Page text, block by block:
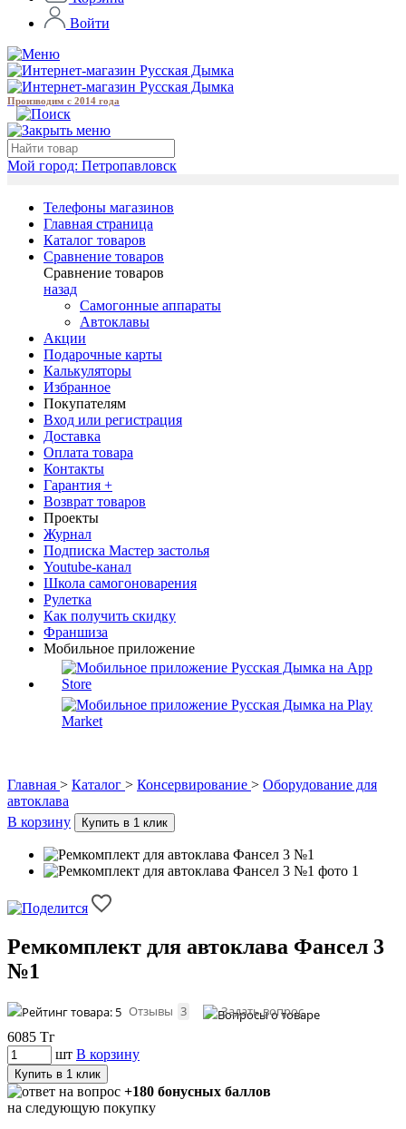
Войти
Производим с 2014 года
Мой город: Петропавловск
Телефоны магазинов
Главная страница
Каталог товаров
Сравнение товаров
Сравнение товаров
назад
Самогонные аппараты
Автоклавы
Акции
Подарочные карты
Калькуляторы
Избранное
Покупателям
Вход или регистрация
Доставка
Оплата товара
Контакты
Гарантия +
Возврат товаров
Проекты
Журнал
Подписка Мастер застолья
Youtube-канал
Школа самогоноварения
Рулетка
Как получить скидку
Франшиза
Мобильное приложение
Главная > Каталог > Консервирование > Оборудование для
автоклава
В корзину
Купить в 1 клик
Ремкомплект для автоклава Фансел 3
№1
Отзывы 3 Задать вопрос
6085 Тг
шт В корзину
Купить в 1 клик
+180 бонусных баллов
на следующую покупку